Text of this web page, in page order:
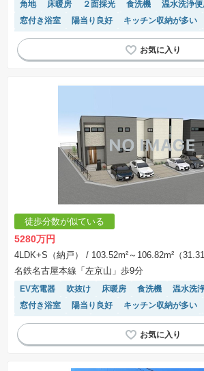
角地 床暖房 ２面採光 食洗機 温水洗浄
窓付き浴室
陽当り良好 キッチン収納が多い
ルーフバルコニー
モニター付きインターホン
対面キッチン
接面道路の幅が６m以上
徒歩分数が似ている
5280万円
4LDK+S（納戸）
/ 103.52m²～106.82m²（
名鉄名古屋本線「左京山」歩9分
EV充電器 吹抜け 床暖房 食洗機 温水洗
窓付き浴室
陽当り良好 キッチン収納が多い
システムキッチン
モニター付きインターホン
対面キッチン
接面道路の幅が６m以上